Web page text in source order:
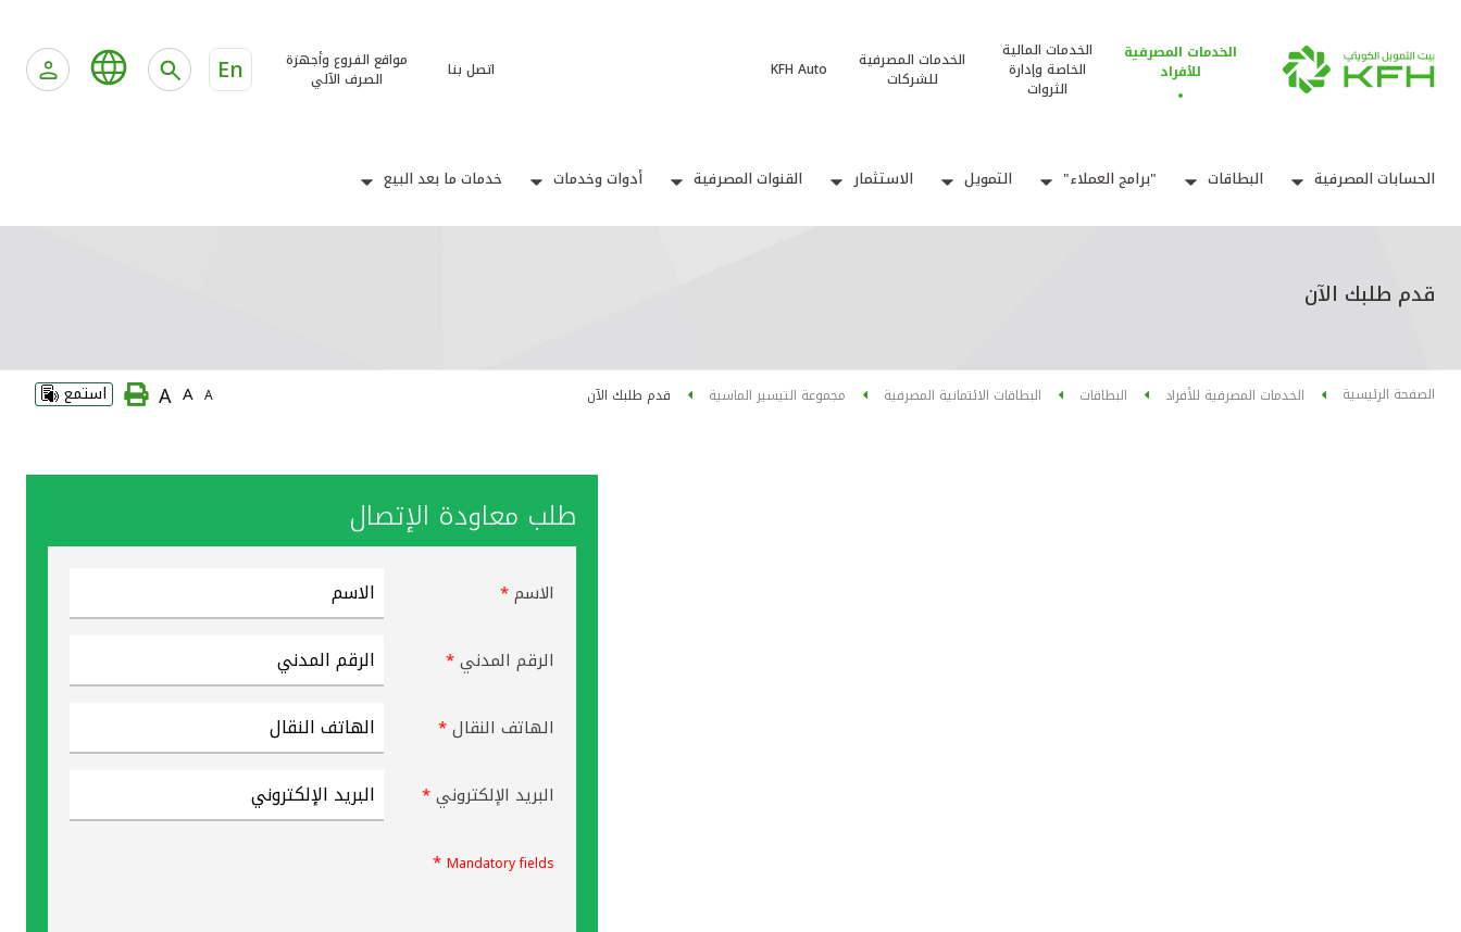
الخدمات المصرفية
للأفراد
الخدمات المالية
الخاصة وإدارة
الثروات
الخدمات المصرفية
للشركات
KFH Auto اتصل بنا
مواقع الفروع وأجهزة
الصرف الآلي
En
الحسابات المصرفية البطاقات "برامج العملاء" التمويل الاستثمار القنوات المصرفية أدوات وخدمات خدمات ما بعد البيع
قدم طلبك الآن
الصفحة الرئيسية الخدمات المصرفية للأفراد البطاقات البطاقات الائتمانية المصرفية مجموعة التيسير الماسية قدم طلبك الآن A
A
A استمع
طلب معاودة الإتصال
الاسم*
الرقم المدني*
الهاتف النقال*
البريد الإلكتروني*
Mandatory fields
*